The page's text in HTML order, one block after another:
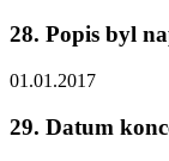
28. Popis byl
01.01.2017
29. Datum